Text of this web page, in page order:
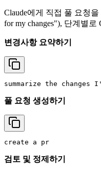
Claude에게 직접 풀 요청
for my changes"), 단계별
변경사항 요약하기
풀 요청 생성하기
검토 및 정제하기